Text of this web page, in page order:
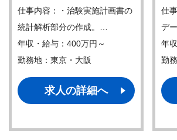
仕事内容：・治験実施計画書の
統計解析部分の作成。…
年収・給与：400万円～
勤務地：東京・大阪
求人の詳細へ
仕
デ
年
勤